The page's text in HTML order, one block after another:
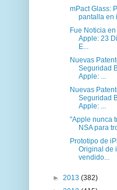
mPact Glass:
pantalla en
Fue Noticia
Apple: 23
E...
Nuevas
Seguridad
Apple: ...
Nuevas
Seguridad
Apple: ...
"Apple nunca
NSA para
Prototipo de
Original de
vendido...
► 2013 (382)